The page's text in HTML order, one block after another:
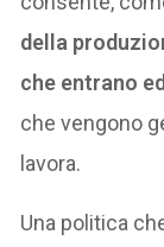
della
che entrano
che vengono
lavora.
Una politica